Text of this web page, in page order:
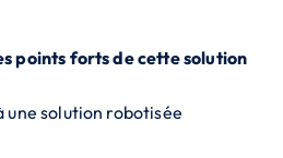
points forts de cette solution
une solution robotisée